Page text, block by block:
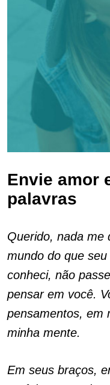
Envie amor
palavras
Querido, nada me
mundo do que
conheci, não
pensar em você.
pensamentos, em
minha mente.
Em seus braços,